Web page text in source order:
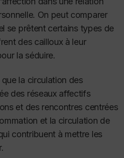
On peut comparer
se prêtent certains types de
des cailloux à leur
la séduire.
la circulation des
des réseaux affectifs
et des rencontres centrées
et la circulation de
contribuent à mettre les